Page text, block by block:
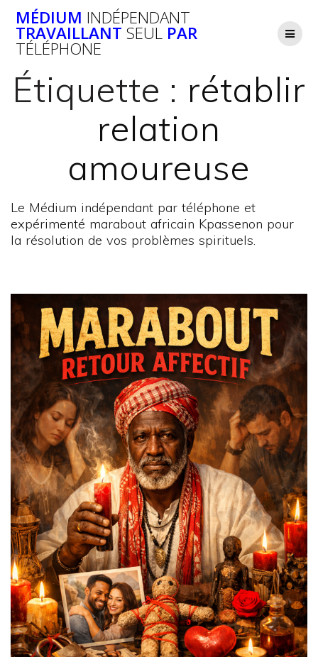
au
contenu
MÉDIUM INDÉPENDANT
TRAVAILLANT SEUL PAR
TÉLÉPHONE
Étiquette : rétablir
relation
amoureuse
Le Médium indépendant par téléphone et
expérimenté marabout africain Kpassenon pour
la résolution de vos problèmes spirituels.